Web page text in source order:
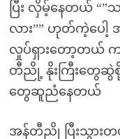
ပြီး လှိမ့်နေတယ် “”
လား”” ဟုတ်ကဲ့ပ
လှုပ်ရှားတော့တယ်
တီညို့ နိုးကြီးတွေ
တွေဆူညံနေတယ်
အန်တီညို ပြီးသွား